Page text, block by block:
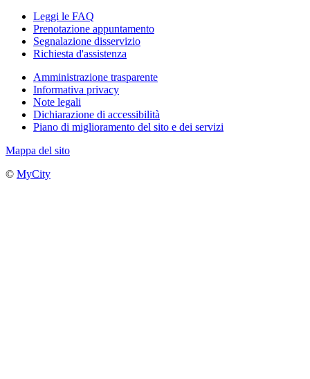
Leggi le FAQ
Prenotazione appuntamento
Segnalazione disservizio
Richiesta d'assistenza
Amministrazione trasparente
Informativa privacy
Note legali
Dichiarazione di accessibilità
Piano di miglioramento del sito e dei servizi
Mappa del sito
© MyCity